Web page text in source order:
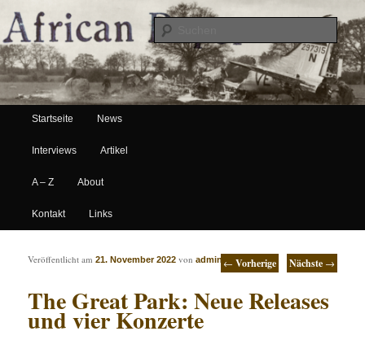
African Paper
Hauptmenü
Zum Inhalt wechseln
Zum sekundären Inhalt wechseln
Startseite News
Interviews Artikel
A – Z About
Kontakt Links
Artikelnavigation ← Vorherige Nächste →
The Great Park: Neue Releases
und vier Konzerte
Veröffentlicht am21. November 2022 vonadmin